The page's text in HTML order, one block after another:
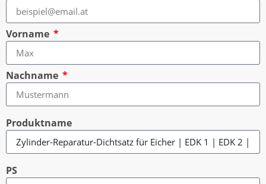
Vorname
Nachname
Produktname
PS